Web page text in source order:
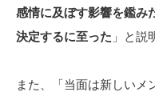
感情に及ぼす影響を鑑み
決定するに至った 」と説
また、「当面は新しいメ